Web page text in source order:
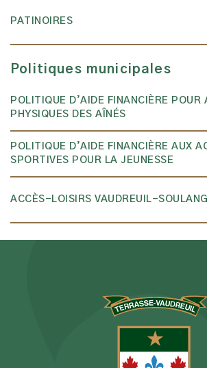
PATINOIRES
Politiques municipales
POLITIQUE D’AIDE FINANCIÈRE POUR
PHYSIQUES DES AÎNÉS
POLITIQUE D’AIDE FINANCIÈRE AUX
SPORTIVES POUR LA JEUNESSE
ACCÈS-LOISIRS VAUDREUIL-